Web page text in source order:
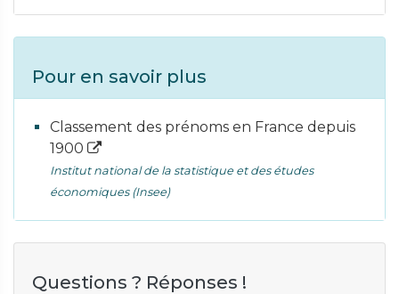
Pour en savoir plus
Classement des prénoms en France depuis
1900
Institut national de la statistique et des études
économiques (Insee)
Questions ? Réponses !